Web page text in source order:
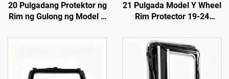
20 Pulgadang Protektor ng
Rim ng Gulong ng Model Y
21 Pulgada Model Y Wheel
Rim Protector 19-24